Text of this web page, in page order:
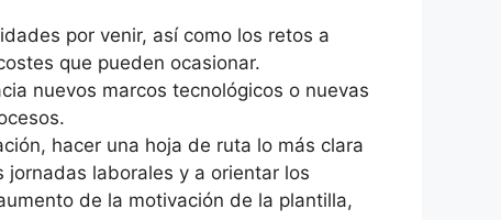
por venir, así como los retos a
que pueden ocasionar.
nuevos marcos tecnológicos o nuevas
hacer una hoja de ruta lo más clara
laborales y a orientar los
de la motivación de la plantilla,